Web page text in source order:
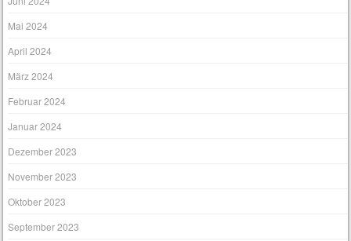
Mai 2024
April 2024
März 2024
Februar 2024
Januar 2024
Dezember 2023
November 2023
Oktober 2023
September 2023